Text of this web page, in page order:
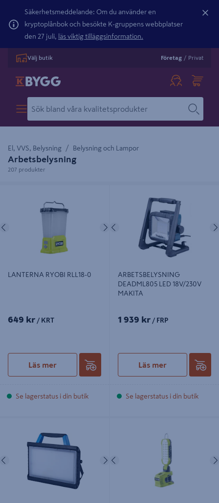
Säkerhetsmeddelande: Om du använder en
kryptoplånbok och besökte K-gruppens webbplatser
den 27 juli, läs viktig tilläggsinformation.
Välj butik Företag / Privat
El, VVS, Belysning Belysning och Lampor
Arbetsbelysning
207 produkter
Nästa
LANTERNA RYOBI RLL18-0
649 kr / KRT
Läs mer
Se lagerstatus i din butik
LED 18V/230V MAKITA
Föregående
ARBETSBELYSNING
DEADML805 LED 18V/230V
MAKITA
1 939 kr / FRP
Läs mer
Se lagerstatus i din butik
3600LM, 2X 3M IP54
Föregående Nästa